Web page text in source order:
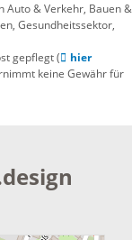
Auto & Verkehr, Bauen &
Gesundheitssektor,
gepflegt (
hier
keine Gewähr für